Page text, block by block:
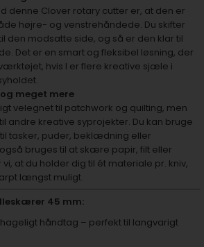
denne Clover rotary cutter er, at den er
højre- og venstrehåndede. Du skifter
den modsatte side, og så er den klar til
Det er en smart og fleksibel løsning, der
hvis I er flere kreative sjæle i
meget mere
velegnet til patchwork og quilting, men
andre kreative syprojekter. Du kan bruge
tasker, puder, beklædning eller
bruges til at skære papir, filt eller
at du holder dig til ét materiale pr. kniv,
længst muligt.
45 mm:
håndtag – perfekt til langvarigt